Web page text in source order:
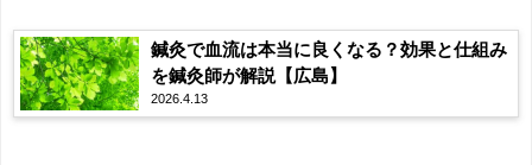
鍼灸で血流は本当に良くなる？効果と仕組み
を鍼灸師が解説【広島】
2026.4.13